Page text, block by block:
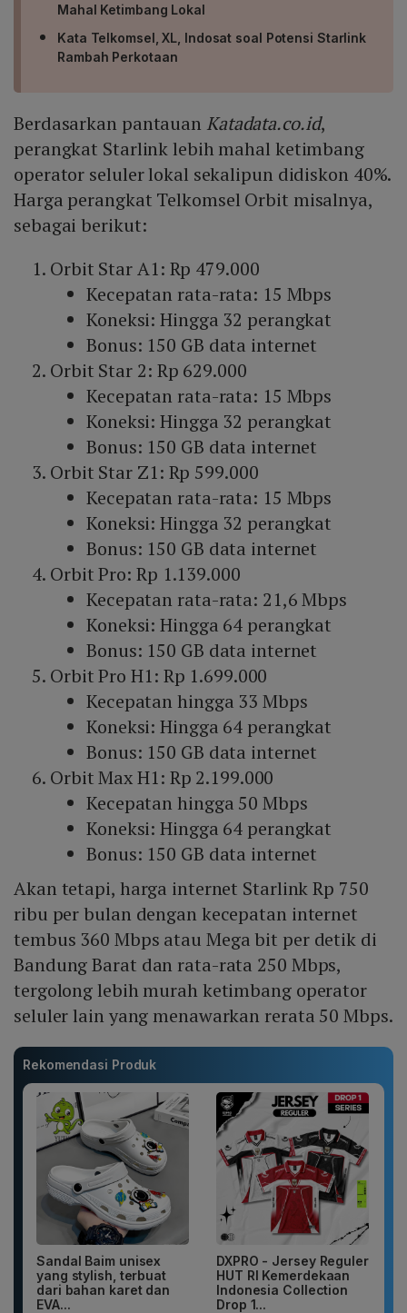
Mahal Ketimbang Lokal
Kata Telkomsel, XL, Indosat soal Potensi Starlink
Rambah Perkotaan
Berdasarkan pantauan Katadata.co.id,
perangkat Starlink lebih mahal ketimbang
operator seluler lokal sekalipun didiskon 40%.
Harga perangkat Telkomsel Orbit misalnya,
sebagai berikut:
Orbit Star A1: Rp 479.000
Kecepatan rata-rata: 15 Mbps
Koneksi: Hingga 32 perangkat
Bonus: 150 GB data internet
Orbit Star 2: Rp 629.000
Kecepatan rata-rata: 15 Mbps
Koneksi: Hingga 32 perangkat
Bonus: 150 GB data internet
Orbit Star Z1: Rp 599.000
Kecepatan rata-rata: 15 Mbps
Koneksi: Hingga 32 perangkat
Bonus: 150 GB data internet
Orbit Pro: Rp 1.139.000
Kecepatan rata-rata: 21,6 Mbps
Koneksi: Hingga 64 perangkat
Bonus: 150 GB data internet
Orbit Pro H1: Rp 1.699.000
Kecepatan hingga 33 Mbps
Koneksi: Hingga 64 perangkat
Bonus: 150 GB data internet
Orbit Max H1: Rp 2.199.000
Kecepatan hingga 50 Mbps
Koneksi: Hingga 64 perangkat
Bonus: 150 GB data internet
Akan tetapi, harga internet Starlink Rp 750
ribu per bulan dengan kecepatan internet
tembus 360 Mbps atau Mega bit per detik di
Bandung Barat dan rata-rata 250 Mbps,
tergolong lebih murah ketimbang operator
seluler lain yang menawarkan rerata 50 Mbps.
Rekomendasi Produk
Sandal Baim unisex
yang stylish, terbuat
dari bahan karet dan
EVA...
DXPRO - Jersey Reguler
HUT RI Kemerdekaan
Indonesia Collection
Drop 1...